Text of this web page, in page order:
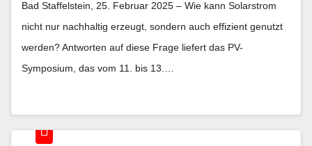
Bad Staffelstein, 25. Februar 2025 – Wie kann Solarstrom
nicht nur nachhaltig erzeugt, sondern auch effizient genutzt
werden? Antworten auf diese Frage liefert das PV-
Symposium, das vom 11. bis 13.…